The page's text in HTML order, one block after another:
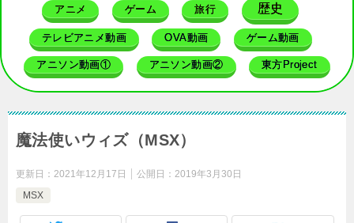
アニメ ゲーム 旅行 歴史
テレビアニメ動画 OVA動画 ゲーム動画
アニソン動画① アニソン動画② 東方Project
魔法使いウィズ（MSX）
更新日： 2021年12月17日 公開日： 2019年3月30日
MSX